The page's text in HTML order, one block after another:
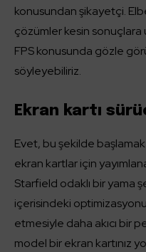
konusundan şikayetçi.
çözümler kesin sonuçlara
FPS konusunda gözle
söyleyebiliriz.
Ekran kartı
Evet, bu şekilde başlamak
ekran kartlar için
Starfield odaklı bir yama
içerisindeki
etmesiyle daha akıcı bir
model bir ekran kartınız